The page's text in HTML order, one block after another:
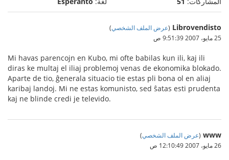
Librovendisto
(عرض الملف الشخصي)
25 مايو، 2007 9:51:39 ص
Mi havas parencojn en Kubo, mi ofte babilas kun ili, kaj ili
diras ke multaj el iliaj problemoj venas de ekonomika blokado.
Aparte de tio, ĝenerala situacio tie estas pli bona ol en aliaj
karibaj landoj. Mi ne estas komunisto, sed ŝatas esti prudenta
kaj ne blinde credi je televido.
www
(عرض الملف الشخصي)
26 مايو، 2007 12:10:49 ص